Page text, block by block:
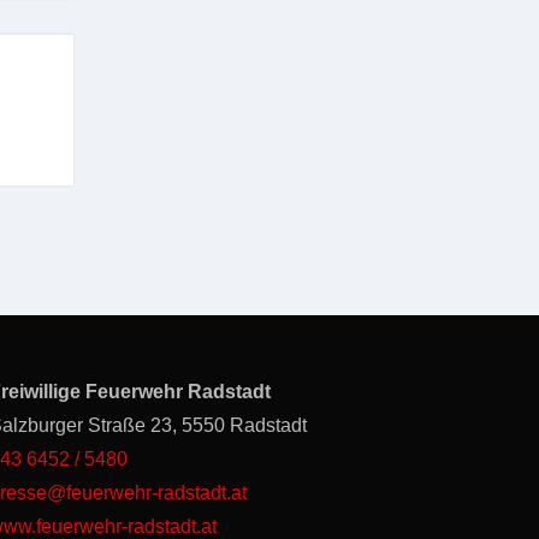
Feuerwehr Radstadt
Straße 23, 5550 Radstadt
6452 / 5480
radstadt.at
radstadt.at